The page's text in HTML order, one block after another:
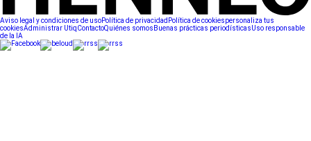
Aviso legal y condiciones de usoPolítica de privacidad Política de cookiespersonaliza tus
cookiesAdministrar UtiqContactoQuiénes somos Buenas prácticas periodísticasUso responsable
de la IA